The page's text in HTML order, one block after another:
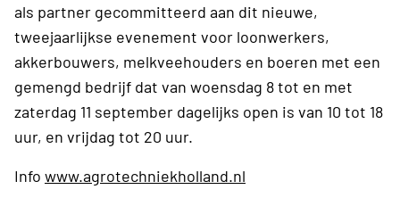
als partner gecommitteerd aan dit nieuwe,
tweejaarlijkse evenement voor loonwerkers,
akkerbouwers, melkveehouders en boeren met een
gemengd bedrijf dat van woensdag 8 tot en met
zaterdag 11 september dagelijks open is van 10 tot 18
uur, en vrijdag tot 20 uur.
Info www.agrotechniekholland.nl